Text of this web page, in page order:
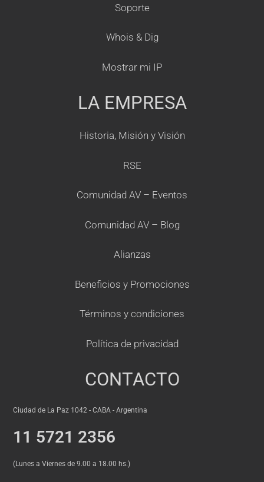
Soporte
Whois & Dig
Mostrar mi IP
LA EMPRESA
Historia, Misión y Visión
RSE
Comunidad AV – Eventos
Comunidad AV – Blog
Alianzas
Beneficios y Promociones
Términos y condiciones
Política de privacidad
CONTACTO
Ciudad de La Paz 1042 - CABA - Argentina
11 5721 2356
(Lunes a Viernes de 9.00 a 18.00 hs.)